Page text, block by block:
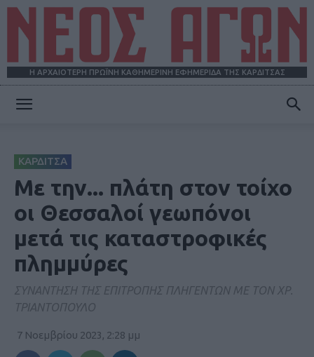
Η ΑΡΧΑΙΟΤΕΡΗ ΠΡΩΪΝΗ ΚΑΘΗΜΕΡΙΝΗ ΕΦΗΜΕΡΙΔΑ ΤΗΣ ΚΑΡΔΙΤΣΑΣ
ΚΑΡΔΙΤΣΑ
Με την... πλάτη στον τοίχο
οι Θεσσαλοί γεωπόνοι
μετά τις καταστροφικές
πλημμύρες
ΣΥΝΑΝΤΗΣΗ ΤΗΣ ΕΠΙΤΡΟΠΗΣ ΠΛΗΓΕΝΤΩΝ ΜΕ ΤΟΝ ΧΡ.
ΤΡΙΑΝΤΟΠΟΥΛΟ
7 Νοεμβρίου 2023, 2:28 μμ